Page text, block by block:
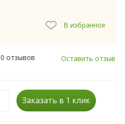
В избранное
0 отзывов Оставить отзыв
Заказать в 1 клик